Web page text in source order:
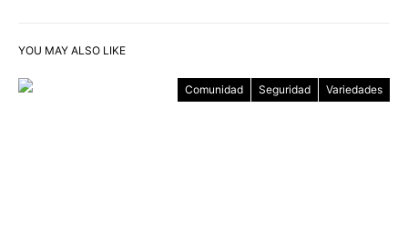
YOU MAY ALSO LIKE
Comunidad Seguridad Variedades